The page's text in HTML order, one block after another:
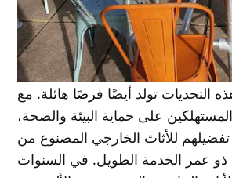
التحديات تولد أيضًا فرصًا هائلة. مع
على حماية البيئة والصحة،
تفضيلهم للأثاث الخارجي المصنوع من
ذو عمر الخدمة الطويل. في السنوات